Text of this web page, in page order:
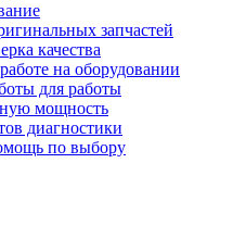
запчастей
качества
на оборудовании
для работы
мощность
диагностики
по выбору